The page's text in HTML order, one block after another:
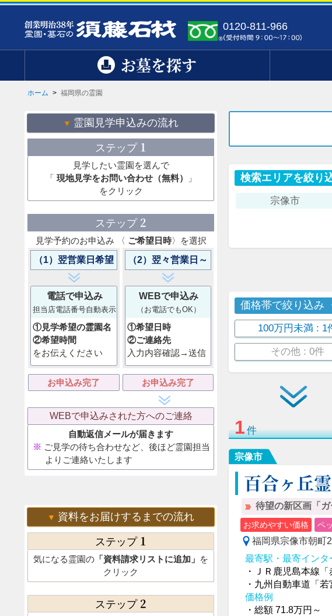
0120-811-966
お墓を探す
ホーム > 福岡県の霊園
霊園見学申込みの流れ
ステップ 1
見学したい霊園を選んで
「 現地見学をお問い合わせ（無料）
」
をクリック
ステップ 2
見学予約のお申込み 〈 ご希望日時〉を選択
（1）翌営業日希望
電話で申込み
担当店電話番号自動表示
①見学希望の霊園名
②希望時間
をお伝えください
お申込み完了
（2）翌々営業日～
WEBで申込み
（お電話でもOK）
①希望日時
②ご連絡先
入力内容確認→送信
お申込み完了
WEBで申込みされた方へのご連絡
自動返信メールが届きます
ご見学の待ち合わせなど、後ほど霊園担当
よりご連絡いたします
資料をお届けするまでの流れ
ステップ 1
気になる霊園の 「資料請求リストに追加」 を
クリック
ステップ 2
検索エリアを絞り
宗像市
価格帯で絞り込み
100万円未満 : 1
その他 : 0件
1件
宗像市
百合ヶ丘
待望の新区画「
お求めやすい価格 ペ
福岡県宗像市朝町
最寄駅・最寄インタ
・ＪＲ鹿児島本線「
・九州自動車道「若
価格例
・総額 71.8万円～